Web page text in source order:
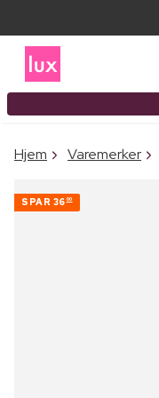
Hjem Varemerker
SPAR 36 00